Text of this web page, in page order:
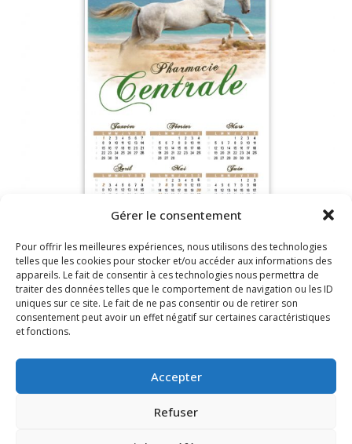
Gérer le consentement
Pour offrir les meilleures expériences, nous utilisons des technologies
telles que les cookies pour stocker et/ou accéder aux informations des
appareils. Le fait de consentir à ces technologies nous permettra de
traiter des données telles que le comportement de navigation ou les ID
uniques sur ce site. Le fait de ne pas consentir ou de retirer son
consentement peut avoir un effet négatif sur certaines caractéristiques
et fonctions.
Accepter
Refuser